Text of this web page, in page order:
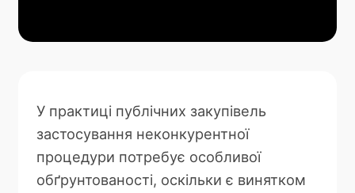
У практиці публічних закупівель
застосування неконкурентної
процедури потребує особливої
обґрунтованості, оскільки є винятком